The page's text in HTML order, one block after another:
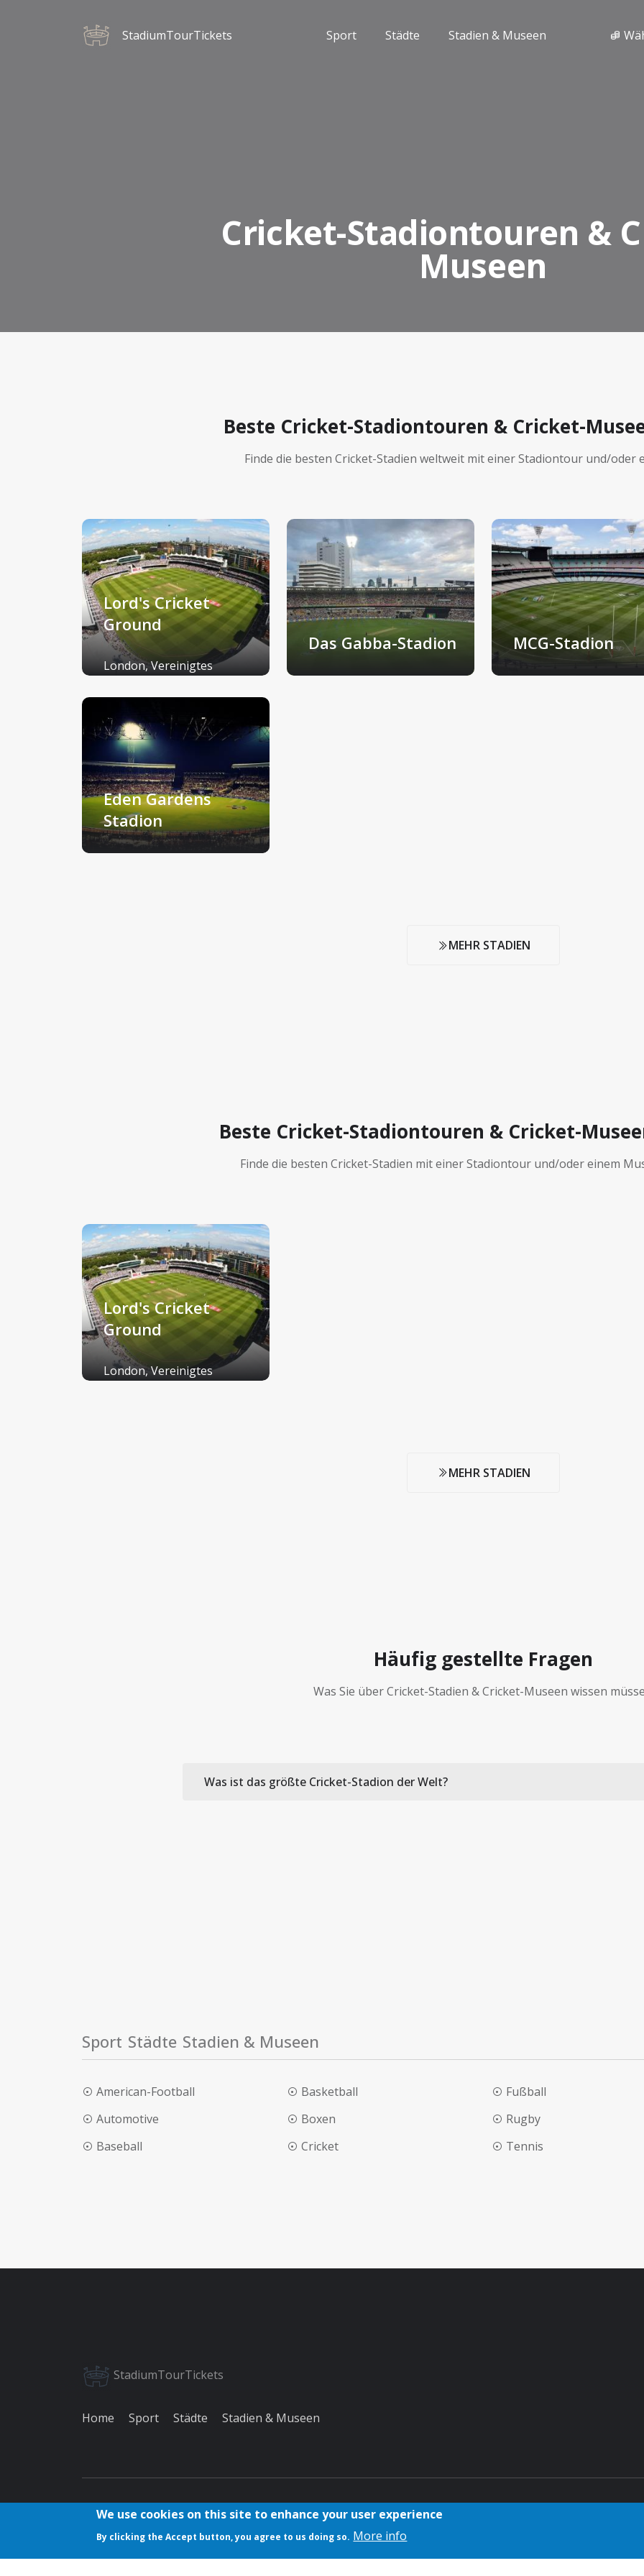
StadiumTourTickets Sport Städte Stadien & Museen
Cricket-Stadiontouren &
Museen
Beste Cricket-Stadiontouren & Cricket-
Finde die besten Cricket-Stadien weltweit mit einer Stadiontour und/oder
Lord's Cricket
Ground
London, Vereinigtes
Das Gabba-Stadion MCG-Stadion
Eden Gardens
Stadion
MEHR STADIEN
Beste Cricket-Stadiontouren & Cricket-
Finde die besten Cricket-Stadien mit einer Stadiontour und/oder einem
Lord's Cricket
Ground
London, Vereinigtes
MEHR STADIEN
Häufig gestellte Fragen
Was Sie über Cricket-Stadien & Cricket-Museen wissen
Was ist das größte Cricket-Stadion der Welt?
Sport Städte Stadien & Museen
American-Football
Automotive
Baseball
Basketball
Boxen
Cricket
Fußball
Rugby
Tennis
StadiumTourTickets
Home Sport Städte Stadien & Museen
Über unsDatenschutzerklärung FeedbackKontakt Cookies
We use cookies on this site to enhance your user experience
By clicking the Accept button, you agree to us doing so. More info